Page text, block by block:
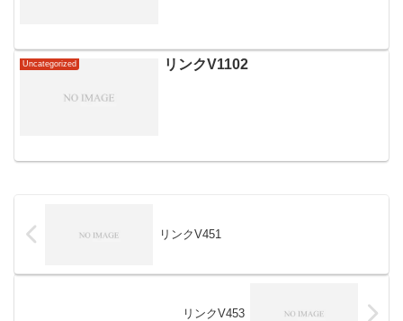
Uncategorized リンクV1102
リンクV451
リンクV453